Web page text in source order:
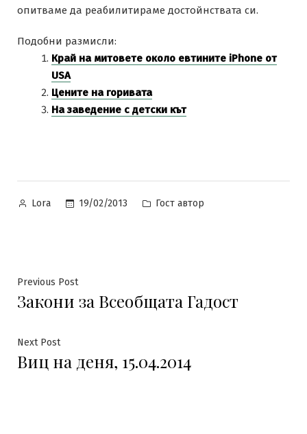
опитваме да реабилитираме достойнствата си.
Подобни размисли:
Край на митовете около евтините iPhone от
USA
Цените на горивата
На заведение с детски кът
Posted
Lora 19/02/2013
Posted
Гост автор
Навигация
Previous PostPrevious
post:
Закони за Всеобщата Гадост
Next PostNext
post:
Виц на деня, 15.04.2014